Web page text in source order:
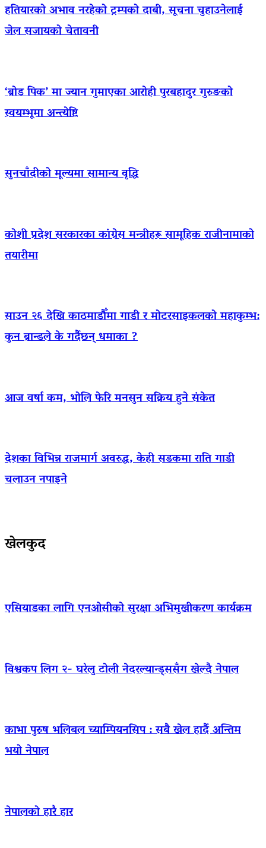
हतियारको अभाव नरहेको ट्रम्पको दाबी, सूचना चुहाउनेलाई
जेल सजायको चेतावनी
‘ब्रोड पिक’ मा ज्यान गुमाएका आराेही पुरबहादुर गुरुङको
स्वयम्भूमा अन्त्येष्टि
सुनचाँदीको मूल्यमा सामान्य वृद्धि
कोशी प्रदेश सरकारका कांग्रेस मन्त्रीहरू सामूहिक राजीनामाको
तयारीमा
साउन २६ देखि काठमाडौँमा गाडी र मोटरसाइकलको महाकुम्भ:
कुन ब्रान्डले के गर्दैछन् धमाका ?
आज वर्षा कम, भोलि फेरि मनसुन सक्रिय हुने संकेत
देशका विभिन्न राजमार्ग अवरुद्ध, केही सडकमा राति गाडी
चलाउन नपाइने
खेलकुद
एसियाडका लागि एनओसीको सुरक्षा अभिमुखीकरण कार्यक्रम
विश्वकप लिग २- घरेलु टोली नेदरल्यान्ड्ससँग खेल्दै नेपाल
काभा पुरुष भलिबल च्याम्पियनसिप : सबै खेल हार्दै अन्तिम
भयो नेपाल
नेपालको हारै हार